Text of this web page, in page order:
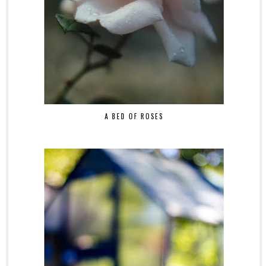
A BED OF ROSES